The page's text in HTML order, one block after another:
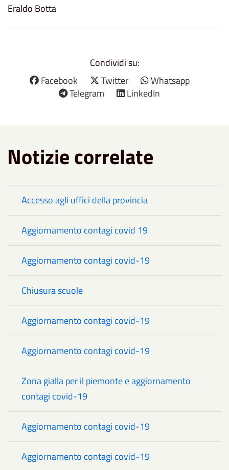
Eraldo Botta
Condividi su:
Facebook
Twitter
Whatsapp
Telegram
LinkedIn
Notizie correlate
Accesso agli uffici della provincia
Aggiornamento contagi covid 19
Aggiornamento contagi covid-19
Chiusura scuole
Aggiornamento contagi covid-19
Aggiornamento contagi covid-19
Zona gialla per il piemonte e aggiornamento
contagi covid-19
Aggiornamento contagi covid-19
Aggiornamento contagi covid-19